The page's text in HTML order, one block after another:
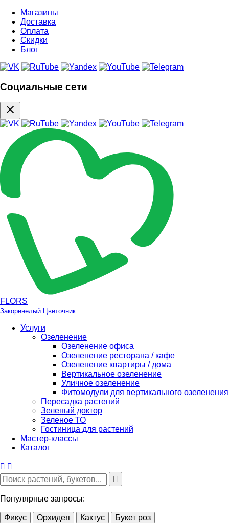
Магазины
Доставка
Оплата
Скидки
Блог
Социальные сети
FLORS
Закоренелый Цветочник
Услуги
Озеленение
Озеленение офиса
Озеленение ресторана / кафе
Озеленение квартиры / дома
Вертикальное озеленение
Уличное озеленение
Фитомодули для вертикального озеленения
Пересадка растений
Зеленый доктор
Зеленое ТО
Гостиница для растений
Мастер-классы
Каталог
Популярные запросы:
Фикус Орхидея Кактус
Букет роз